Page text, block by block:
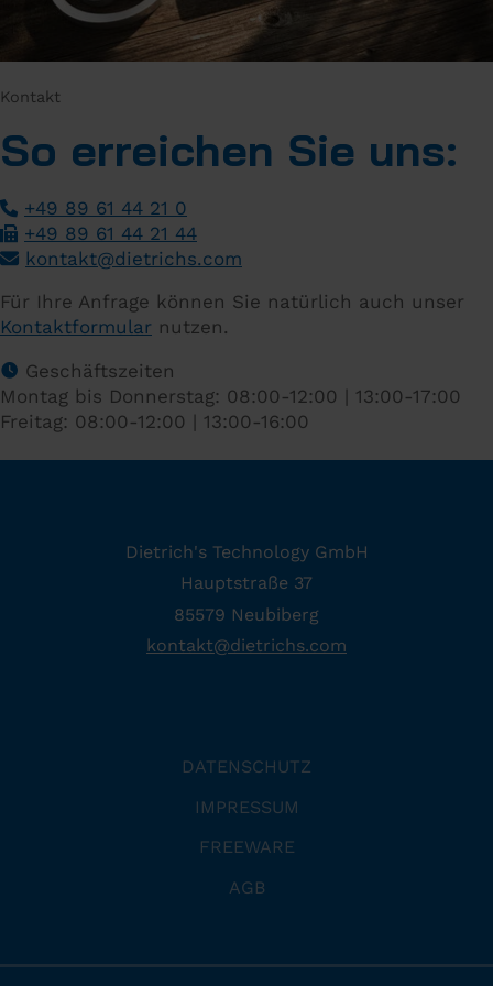
Kontakt
So erreichen Sie uns:
+49 89 61 44 21 0
+49 89 61 44 21 44
kontakt@dietrichs.com
Für Ihre Anfrage können Sie natürlich auch unser
Kontaktformular nutzen.
Geschäftszeiten
Montag bis Donnerstag: 08:00-12:00 | 13:00-17:00
Freitag: 08:00-12:00 | 13:00-16:00
Dietrich's Technology GmbH
Hauptstraße 37
85579 Neubiberg
kontakt@dietrichs.com
DATENSCHUTZ
IMPRESSUM
FREEWARE
AGB